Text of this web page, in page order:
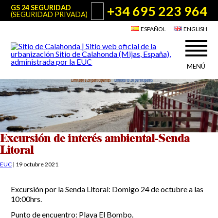
GS 24 SEGURIDAD
(SEGURIDAD PRIVADA)
+34 695 223 964
ESPAÑOL ENGLISH
MENÚ
Acerca de Sitio de Calahonda
Quiénes somos
Junta Directiva
Servicios de la EUC
Estatutos
Sitio de Calahonda en cifras
Actuaciones
Utilidades para Residentes y Visitantes
El reciclado de nuestros residuos
Información sobre podas
©2026 E.U.C.Sitio de Calahonda, Calle Monte Paraíso, 6, 29649 Mijas Costa.
NIF: G29178803.
Todos los derechos reservados. Diseño y desarrollo:Jesse Naylor
Excursión de interés ambiental-Senda
Litoral
EUC | 19 octubre 2021
Excursión por la Senda Litoral: Domigo 24 de octubre a las
10:00hrs.
Punto de encuentro: Playa El Bombo.